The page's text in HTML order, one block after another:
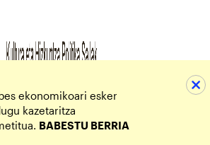
ekonomikoari esker
kazetaritza
BABESTU BERRIA